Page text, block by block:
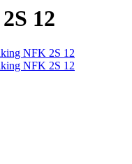
12